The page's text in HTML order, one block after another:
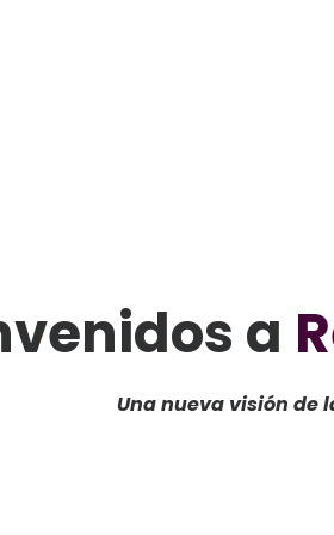
a
Una nueva visión de